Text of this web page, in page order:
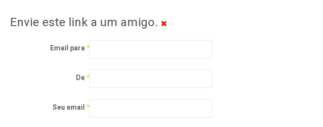
Envie este link a um amigo.
Email para*
De*
Seu email*